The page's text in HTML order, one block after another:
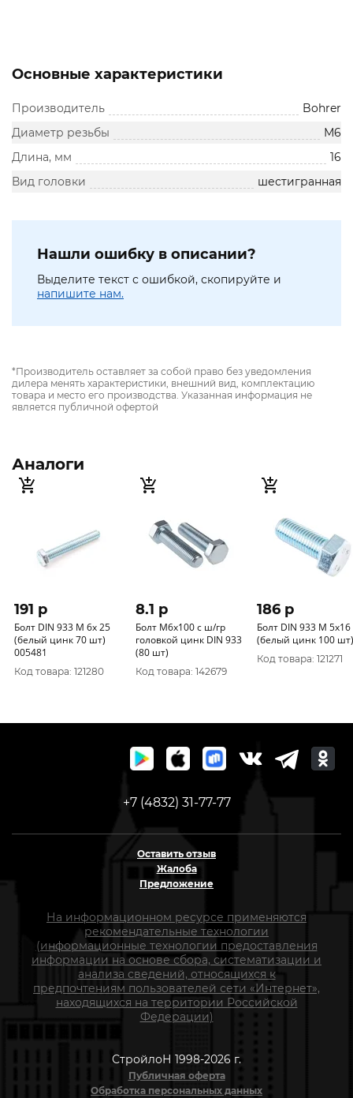
Основные характеристики
Производитель
Bohrer
Диаметр резьбы
М6
Длина, мм
16
Вид головки
шестигранная
Нашли ошибку в описании?
Выделите текст с ошибкой, скопируйте и
напишите нам.
*Производитель оставляет за собой право без уведомления
дилера менять характеристики, внешний вид, комплектацию
товара и место его производства. Указанная информация не
является публичной офертой
Аналоги
191 p
Болт DIN 933 М 6x 25
(белый цинк 70 шт)
005481
Код товара: 121280
8.1 p
Болт М6х100 с ш/гр
головкой цинк DIN 933
(80 шт)
Код товара: 142679
186 p
Болт DIN 933 М 5x16
(белый цинк 100 шт)
Код товара: 121271
+7 (4832) 31-77-77
Оставить отзыв
Жалоба
Предложение
На информационном ресурсе применяются
рекомендательные технологии
(информационные технологии предоставления
информации на основе сбора, систематизации и
анализа сведений, относящихся к
предпочтениям пользователей сети «Интернет»,
находящихся на территории Российской
Федерации)
СтройлоН 1998-2026 г.
Публичная оферта
Обработка персональных данных